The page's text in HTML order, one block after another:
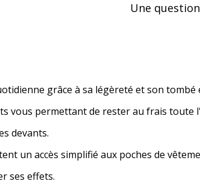
Une
grâce à sa légèreté et son tombé
vous permettant de rester au frais toute
devants.
un accès simplifié aux poches de
ses effets.